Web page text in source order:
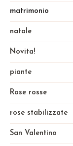
matrimonio
natale
Novita!
piante
Rose rosse
rose stabilizzate
San Valentino